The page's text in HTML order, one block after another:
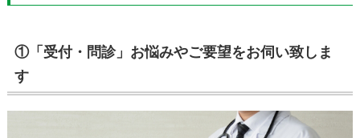
①「受付・問診」お悩みやご要望をお伺い致しま
す